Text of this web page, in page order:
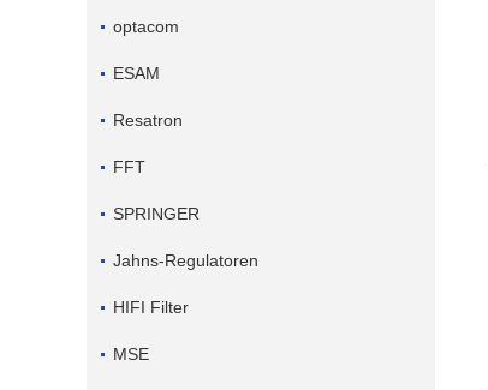
optacom
ESAM
Resatron
FFT
SPRINGER
Jahns-Regulatoren
HIFI Filter
MSE